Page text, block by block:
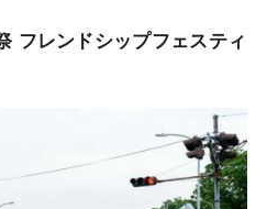
フレンドシップフェスティ